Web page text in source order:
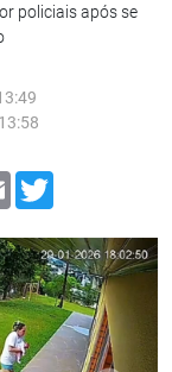
policiais após se
Email